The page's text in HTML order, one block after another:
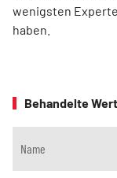
wenigsten
haben.
Behandelte
Name